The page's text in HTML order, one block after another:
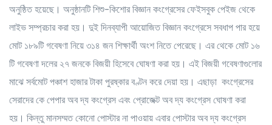
অনুষ্ঠিত হয়েছে। অনুষ্ঠানটি শিশু-কিশোর বিজ্ঞান কংগ্রেসের ফেইসবুক পেইজ থেকে
লাইভ সম্প্রচার করা হয়। দুই দিনব্যাপী আয়োজিত বিজ্ঞান কংগ্রেসে সবধাপ পার হয়ে
মোট ১৮৯টি গবেষণা নিয়ে ৩১৪ জন শিক্ষার্থী অংশ নিতে পেরেছে। এর থেকে মোট ১৬
টি গবেষণা দলের ২৭ জনকে বিজয়ী হিসেবে ঘোষণা করা হয়। এই বিজয়ী গবেষণাগুলোর
মাঝে সর্বমোট পঞ্চাশ হাজার টাকা পুরষ্কার বণ্টন করে দেয়া হয়। এছাড়া কংগ্রেসের
সেরাদের কে পেপার অব দ্য কংগ্রেস এবং প্রোজেক্ট অব দ্য কংগ্রেস ঘোষণা করা
হয়। কিন্তু মানসম্মত কোনো পোস্টার না পাওয়ায় এবার পোস্টার অব দ্য কংগ্রেস